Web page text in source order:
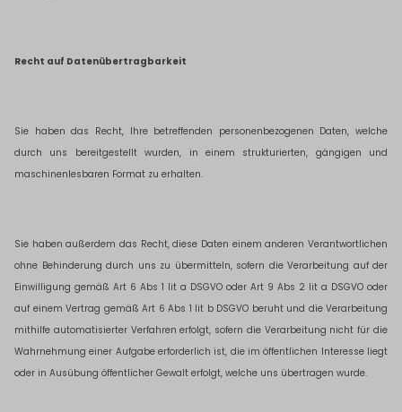
Recht auf Datenübertragbarkeit
Sie haben das Recht, Ihre betreffenden personenbezogenen Daten, welche
durch uns bereitgestellt wurden, in einem strukturierten, gängigen und
maschinenlesbaren Format zu erhalten.
Sie haben außerdem das Recht, diese Daten einem anderen Verantwortlichen
ohne Behinderung durch uns zu übermitteln, sofern die Verarbeitung auf der
Einwilligung gemäß Art 6 Abs 1 lit a DSGVO oder Art 9 Abs 2 lit a DSGVO oder
auf einem Vertrag gemäß Art 6 Abs 1 lit b DSGVO beruht und die Verarbeitung
mithilfe automatisierter Verfahren erfolgt, sofern die Verarbeitung nicht für die
Wahrnehmung einer Aufgabe erforderlich ist, die im öffentlichen Interesse liegt
oder in Ausübung öffentlicher Gewalt erfolgt, welche uns übertragen wurde.